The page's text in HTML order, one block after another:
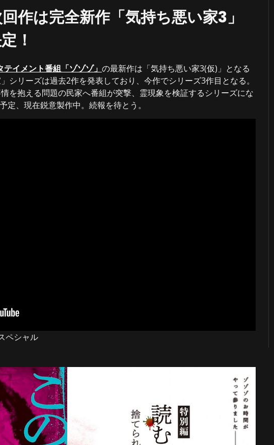
作は完全新作「気持ち悪い家3」
！
イメント番組「ゾゾゾ」 の最新作は「気持ち悪い家3(仮)」となる
シリーズは過去2作を発表しており、今作でシリーズ3作目となる。
を抱える問題の民家へ番組が突撃、霊現象を検証するシリーズにな
定、現在鋭意製作中。続報を待とう。
ペシャル